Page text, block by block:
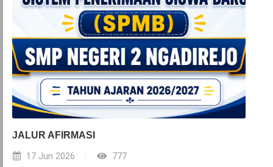
JALUR AFIRMASI
17 Jun 2026 777